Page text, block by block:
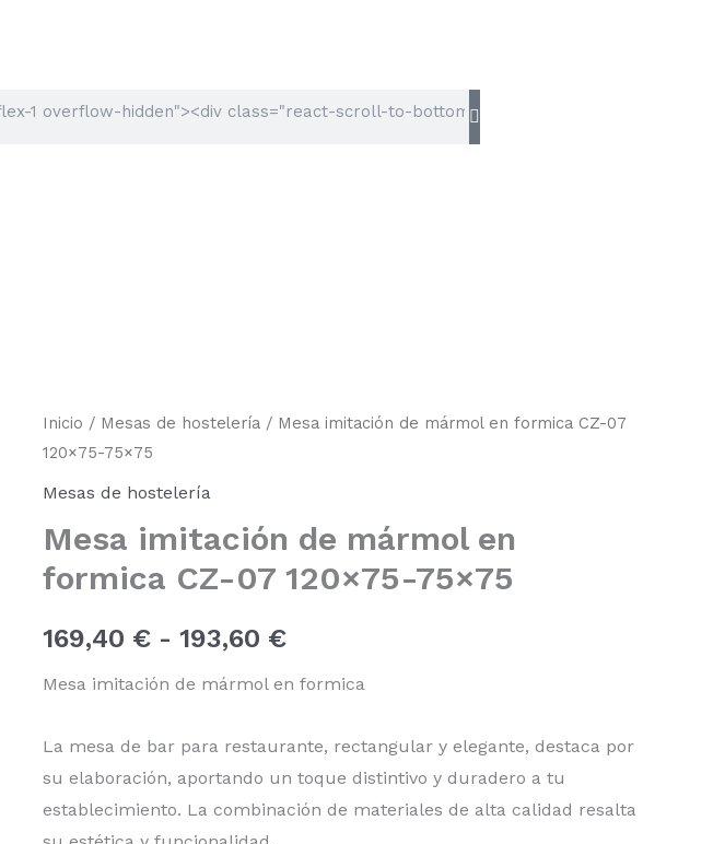
Inicio / Mesas de hostelería / Mesa imitación de mármol en formica CZ-07
120×75-75×75
Mesas de hostelería
Mesa imitación de mármol en
formica CZ-07 120×75-75×75
169,40 € - 193,60 €
Rango
precios:
desde
hasta
Mesa imitación de mármol en formica
La mesa de bar para restaurante, rectangular y elegante, destaca por
su elaboración, aportando un toque distintivo y duradero a tu
establecimiento. La combinación de materiales de alta calidad resalta
Mesa
de
mármol
formica
CZ-
07
120x75-
cantidad